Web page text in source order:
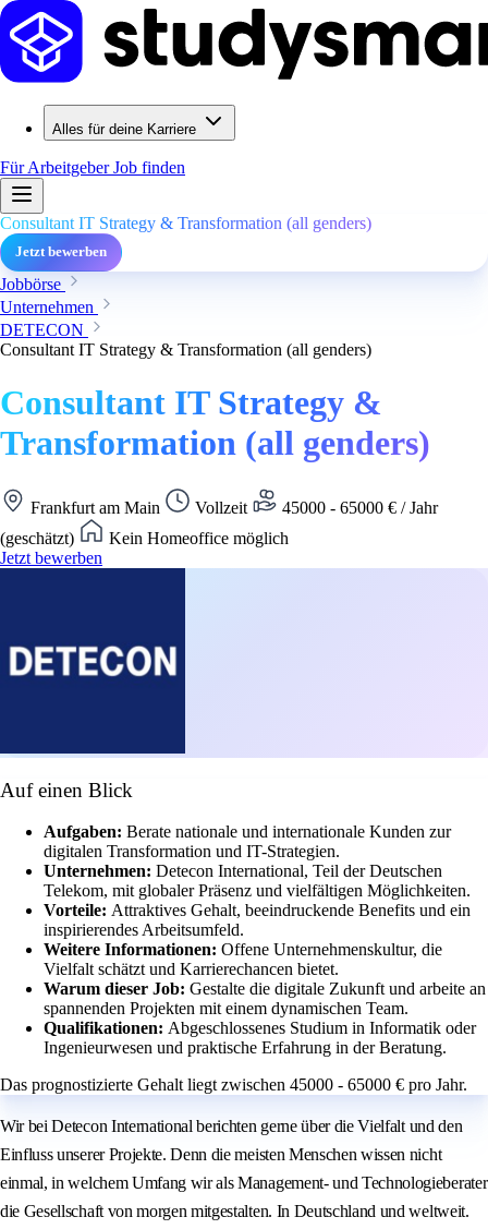
Alles für deine Karriere
Für ArbeitgeberJob finden
Consultant IT Strategy & Transformation (all genders)
Jetzt bewerben
Jobbörse
Unternehmen
DETECON
Consultant IT Strategy & Transformation (all genders)
Consultant IT Strategy &
Transformation (all genders)
Frankfurt am Main Vollzeit
45000 - 65000 € / Jahr
(geschätzt)
Kein Homeoffice möglich
Jetzt bewerben
Auf einen Blick
Aufgaben: Berate nationale und internationale Kunden zur
digitalen Transformation und IT-Strategien.
Unternehmen: Detecon International, Teil der Deutschen
Telekom, mit globaler Präsenz und vielfältigen Möglichkeiten.
Vorteile: Attraktives Gehalt, beeindruckende Benefits und ein
inspirierendes Arbeitsumfeld.
Weitere Informationen: Offene Unternehmenskultur, die
Vielfalt schätzt und Karrierechancen bietet.
Warum dieser Job: Gestalte die digitale Zukunft und arbeite an
spannenden Projekten mit einem dynamischen Team.
Qualifikationen: Abgeschlossenes Studium in Informatik oder
Ingenieurwesen und praktische Erfahrung in der Beratung.
Das prognostizierte Gehalt liegt zwischen 45000 - 65000 € pro Jahr.
Wir bei Detecon International berichten gerne über die Vielfalt und den
Einfluss unserer Projekte. Denn die meisten Menschen wissen nicht
einmal, in welchem Umfang wir als Management- und Technologieberater
die Gesellschaft von morgen mitgestalten. In Deutschland und weltweit.